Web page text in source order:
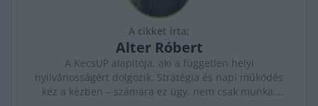
A cikket írta:
Alter Róbert
A KecsUP alapítója, aki a független helyi
nyilvánosságért dolgozik. Stratégia és napi működés
kéz a kézben – számára ez ügy, nem csak munka.